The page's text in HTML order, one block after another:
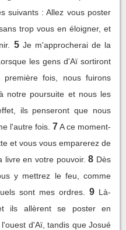
suivants : Allez vous poster
trop vous en éloigner, et
5 Je m'approcherai de la
les gens d'Aï sortiront
fois, nous fuirons
notre poursuite et nous les
ils penseront que nous
l'autre fois. 7A ce moment-
et vous vous emparerez de
livre en votre pouvoir. 8 Dès
y mettrez le feu, comme
sont mes ordres.
9 Là-
ils allèrent se poster en
d'Aï, tandis que Josué